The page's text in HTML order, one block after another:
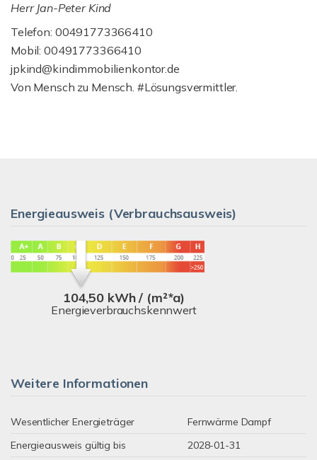
Herr Jan-Peter Kind
Telefon: 00491773366410
Mobil: 00491773366410
jpkind@kindimmobilienkontor.de
Von Mensch zu Mensch. #Lösungsvermittler.
Energieausweis (Verbrauchsausweis)
104,50 kWh / (m²*a)
Energieverbrauchskennwert
Weitere Informationen
Wesentlicher Energieträger
Fernwärme Dampf
Energieausweis gültig bis
2028-01-31